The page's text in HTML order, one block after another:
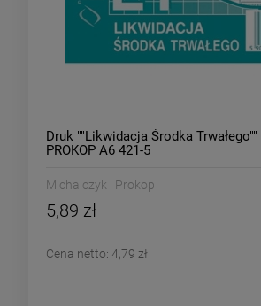
Druk ""Likwidacja Środka Trwałego""
PROKOP A6 421-5
Michalczyk i Prokop
5,89 zł
Cena netto: 4,79 zł